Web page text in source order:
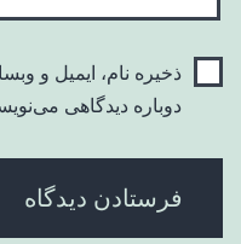
ذخیره نام، ایمیل و
دوباره دیدگاهی